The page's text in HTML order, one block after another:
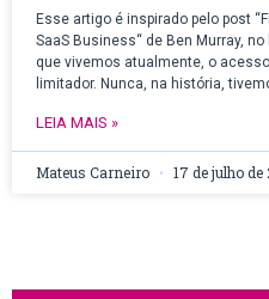
Esse artigo é inspirado pelo post
SaaS Business“ de Ben Murray, no
que vivemos atualmente, o
limitador. Nunca, na história,
LEIA MAIS »
Mateus Carneiro 17 de julho de